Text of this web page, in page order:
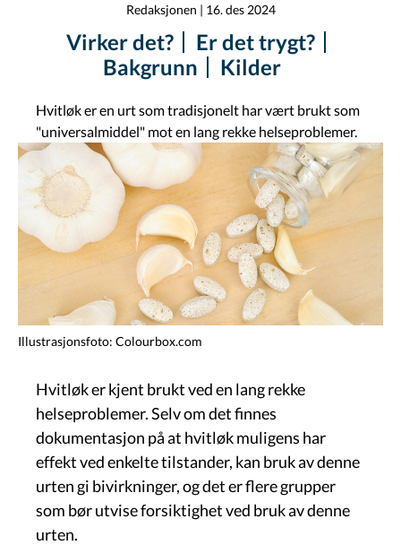
Redaksjonen | 16. des 2024
Virker det?
Er det trygt?
Bakgrunn
Kilder
Hvitløk er en urt som tradisjonelt har vært brukt som
"universalmiddel" mot en lang rekke helseproblemer.
Image
Illustrasjonsfoto: Colourbox.com
Hvitløk er kjent brukt ved en lang rekke
helseproblemer. Selv om det finnes
dokumentasjon på at hvitløk muligens har
effekt ved enkelte tilstander, kan bruk av denne
urten gi bivirkninger, og det er flere grupper
som bør utvise forsiktighet ved bruk av denne
urten.